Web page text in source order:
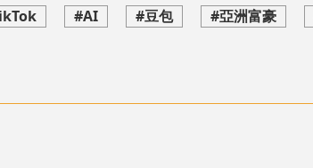
#AI #豆包 #亞洲富豪